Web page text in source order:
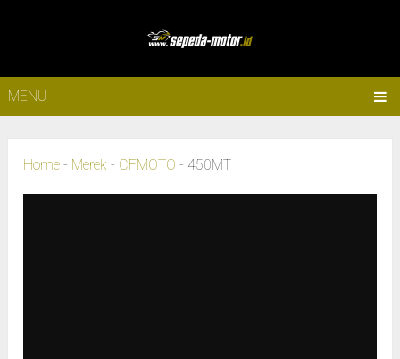
MENU
Home - Merek - CFMOTO - 450MT